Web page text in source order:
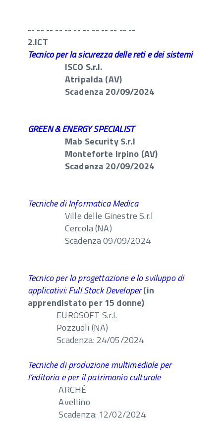
-- -- -- -- -- -- -- -- -- -- -- --
2.ICT
Tecnico per la sicurezza delle reti e dei sistemi
ISCO S.r.l.
Atripalda (AV)
Scadenza 20/09/2024
GREEN & ENERGY SPECIALIST
Mab Security S.r.l
Monteforte Irpino (AV)
Scadenza 20/09/2024
Tecniche di Informatica Medica
Ville delle Ginestre S.r.l
Cercola (NA)
Scadenza 09/09/2024
Tecnico per la progettazione e lo sviluppo di
applicativi: Full Stack Developer(in
apprendistatoper 15 donne)
EUROSOFT S.r.l.
Pozzuoli (NA)
Scadenza: 24/05/2024
Tecniche di produzione multimediale per
l’editoria e per il patrimonio culturale
ARCHÈ
Avellino
Scadenza: 12/02/2024